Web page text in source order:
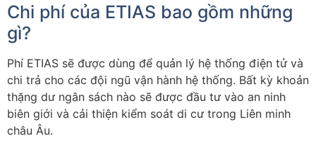
Chi phí của ETIAS bao gồm những
gì?
Phí ETIAS sẽ được dùng để quản lý hệ thống điện tử và
chi trả cho các đội ngũ vận hành hệ thống. Bất kỳ khoản
thặng dư ngân sách nào sẽ được đầu tư vào an ninh
biên giới và cải thiện kiểm soát di cư trong Liên minh
châu Âu.